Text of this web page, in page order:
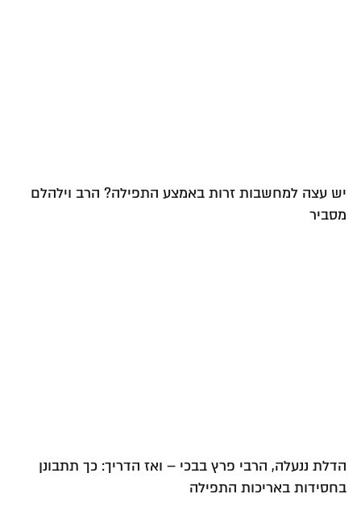
יש עצה למחשבות זרות באמצע התפילה? הרב וילהלם
מסביר
הדלת ננעלה, הרבי פרץ בבכי – ואז הדריך: כך תתבונן
בחסידות באריכות התפילה